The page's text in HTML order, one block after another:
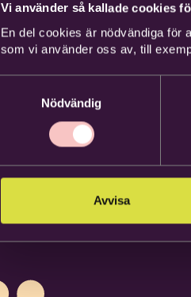
Vi använder så kallade cookies
En del cookies är nödvändiga för
som vi använder oss av, till
Nödvändig
Avvisa